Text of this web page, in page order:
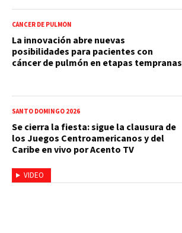
CÁNCER DE PULMÓN
La innovación abre nuevas
posibilidades para pacientes con
cáncer de pulmón en etapas tempranas
VIDEO
SANTO DOMINGO 2026
Se cierra la fiesta: sigue la clausura de
los Juegos Centroamericanos y del
Caribe en vivo por Acento TV